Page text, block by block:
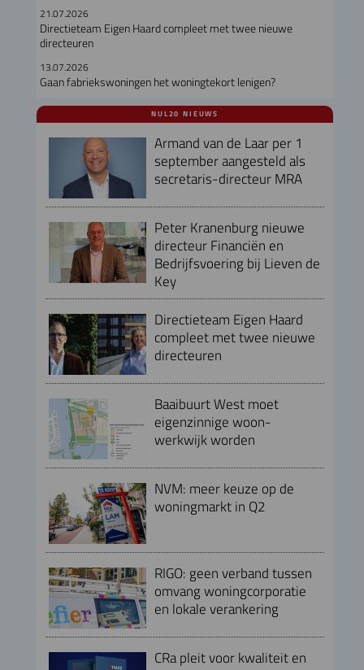
21.07.2026
Directieteam Eigen Haard compleet met twee nieuwe
directeuren
13.07.2026
Gaan fabriekswoningen het woningtekort lenigen?
NUL20 NIEUWS
Armand van de Laar per 1
september aangesteld als
secretaris-directeur MRA
Peter Kranenburg nieuwe
directeur Financiën en
Bedrijfsvoering bij Lieven de
Key
Directieteam Eigen Haard
compleet met twee nieuwe
directeuren
Baaibuurt West moet
eigenzinnige woon-
werkwijk worden
NVM: meer keuze op de
woningmarkt in Q2
RIGO: geen verband tussen
omvang woningcorporatie
en lokale verankering
CRa pleit voor kwaliteit en